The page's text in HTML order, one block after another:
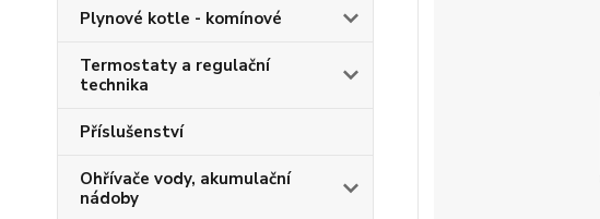
Plynové kotle - komínové
Termostaty a regulační
technika
Příslušenství
Ohřívače vody, akumulační
nádoby